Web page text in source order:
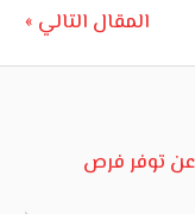
Next
المقال التالي
توفر فرص